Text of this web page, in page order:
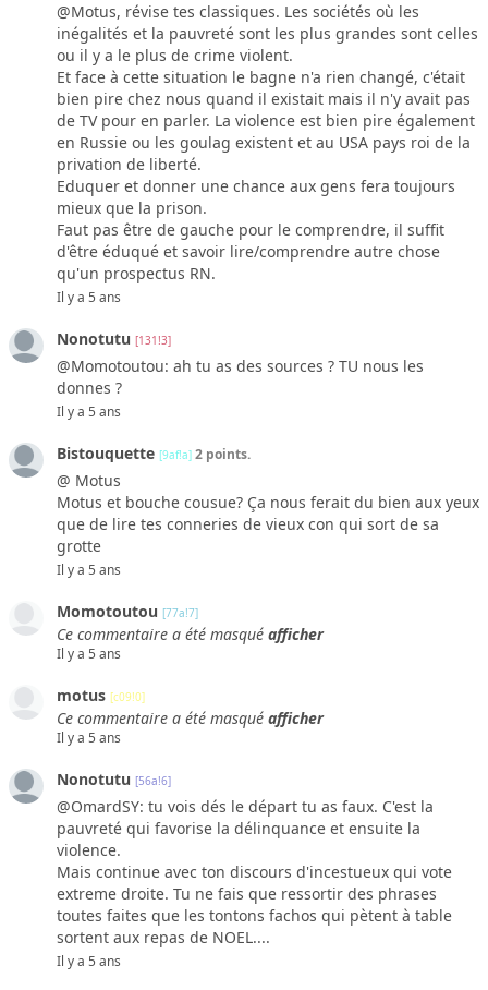
@Motus, révise tes classiques. Les sociétés où les
inégalités et la pauvreté sont les plus grandes sont celles
ou il y a le plus de crime violent.
Et face à cette situation le bagne n'a rien changé, c'était
bien pire chez nous quand il existait mais il n'y avait pas
de TV pour en parler. La violence est bien pire également
en Russie ou les goulag existent et au USA pays roi de la
privation de liberté.
Eduquer et donner une chance aux gens fera toujours
mieux que la prison.
Faut pas être de gauche pour le comprendre, il suffit
d'être éduqué et savoir lire/comprendre autre chose
qu'un prospectus RN.
Il y a 5 ans
Nonotutu [131!3]
@Momotoutou: ah tu as des sources ? TU nous les
donnes ?
Il y a 5 ans
Bistouquette [9af!a] 2 points.
@ Motus
Motus et bouche cousue? Ça nous ferait du bien aux yeux
que de lire tes conneries de vieux con qui sort de sa
grotte
Il y a 5 ans
Momotoutou [77a!7]
Ce commentaire a été masqué afficher
Il y a 5 ans
motus [c09!0]
Ce commentaire a été masqué afficher
Il y a 5 ans
Nonotutu [56a!6]
@OmardSY: tu vois dés le départ tu as faux. C'est la
pauvreté qui favorise la délinquance et ensuite la
violence.
Mais continue avec ton discours d'incestueux qui vote
extreme droite. Tu ne fais que ressortir des phrases
toutes faites que les tontons fachos qui pètent à table
sortent aux repas de NOEL....
Il y a 5 ans